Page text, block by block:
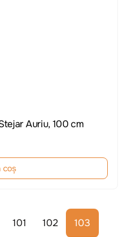
Auriu, 100 cm
coș
101 102 103